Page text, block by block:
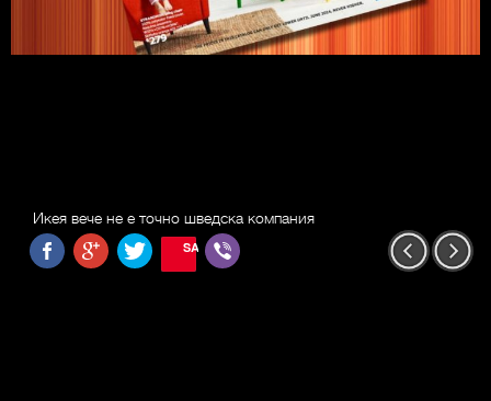
Икея вече не е точно шведска компания
SAVE